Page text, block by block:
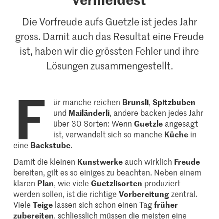
Die Vorfreude aufs Guetzle ist jedes Jahr
gross. Damit auch das Resultat eine Freude
ist, haben wir die grössten Fehler und ihre
Lösungen zusammengestellt.
F ür manche reichen Brunsli,Spitzbuben
und Mailänderli, andere backen jedes Jahr
über 30 Sorten: WennGuetzle angesagt
ist, verwandelt sich so manche Küche in
eine Backstube.
Damit die kleinen Kunstwerke auch wirklich Freude
bereiten, gilt es so einiges zu beachten. Neben einem
klaren Plan, wie vieleGuetzlisorten produziert
werden sollen, ist die richtigeVorbereitungzentral.
VieleTeige lassen sich schon einen Tagfrüher
zubereiten, schliesslich müssen die meisten eine